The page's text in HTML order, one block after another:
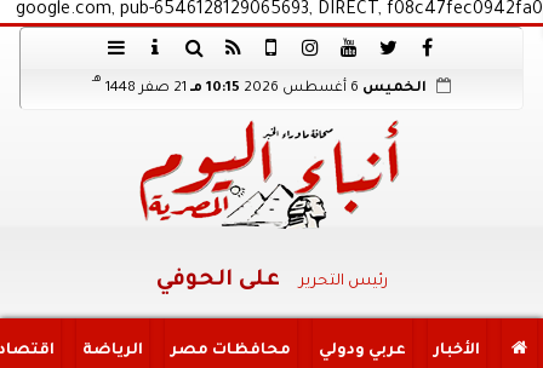
google.com, pub-6546128129065693, DIRECT, f08c47fec0942fa0
الخميس 10:15 مـ 21 صفر 1448
هـ
رئيس التحرير على الحوفي
الأخبار عربي ودولي محافظات مصر الرياضة